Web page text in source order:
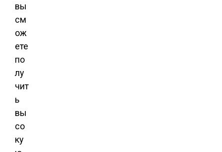
вы
см
ож
ете
по
лу
чит
ь
вы
со
ку